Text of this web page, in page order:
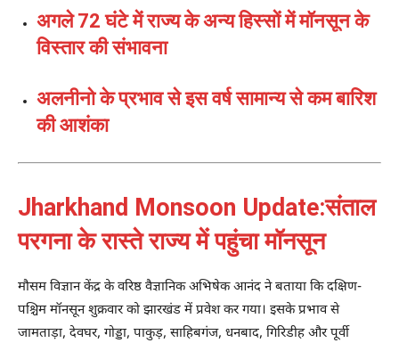
अगले 72 घंटे में राज्य के अन्य हिस्सों में मॉनसून के
विस्तार की संभावना
अलनीनो के प्रभाव से इस वर्ष सामान्य से कम बारिश
की आशंका
Jharkhand Monsoon Update:संताल
परगना के रास्ते राज्य में पहुंचा मॉनसून
मौसम विज्ञान केंद्र के वरिष्ठ वैज्ञानिक अभिषेक आनंद ने बताया कि दक्षिण-
पश्चिम मॉनसून शुक्रवार को झारखंड में प्रवेश कर गया। इसके प्रभाव से
जामताड़ा, देवघर, गोड्डा, पाकुड़, साहिबगंज, धनबाद, गिरिडीह और पूर्वी